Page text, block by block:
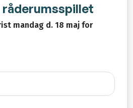
mandag d. 18 maj for